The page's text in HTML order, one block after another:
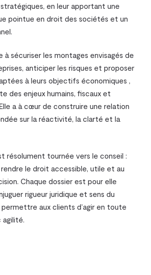
en leur apportant une
pointue en droit des sociétés et un
à sécuriser les montages envisagés de
anticiper les risques et proposer
à leurs objectifs économiques ,
des enjeux humains, fiscaux et
a à cœur de construire une relation
sur la réactivité, la clarté et la
résolument tournée vers le conseil :
le droit accessible, utile et au
Chaque dossier est pour elle
rigueur juridique et sens du
permettre aux clients d’agir en toute